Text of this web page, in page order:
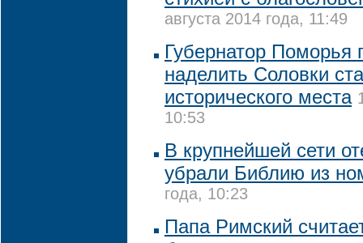
августа 2014 года, 11:49
Губернатор Поморья
наделить Соловки
исторического места
10:53
В крупнейшей сети
убрали Библию из
года, 10:23
Папа Римский